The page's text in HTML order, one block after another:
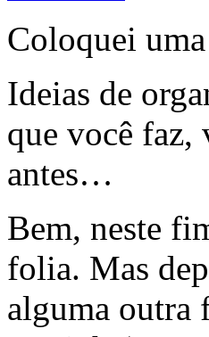
Coloquei
Ideias de
que você faz,
antes…
Bem, neste
folia. Mas
alguma outra